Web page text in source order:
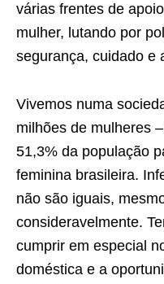
várias frentes de
mulher, lutando por
segurança, cuidado e
Vivemos numa
milhões de mulheres
51,3% da população
feminina brasileira.
não são iguais,
consideravelmente.
cumprir em especial
doméstica e a